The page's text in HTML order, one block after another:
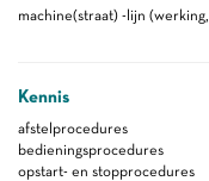
machine(straat) -lijn
Kennis
afstelprocedures
bedieningsprocedures
opstart- en stopprocedures